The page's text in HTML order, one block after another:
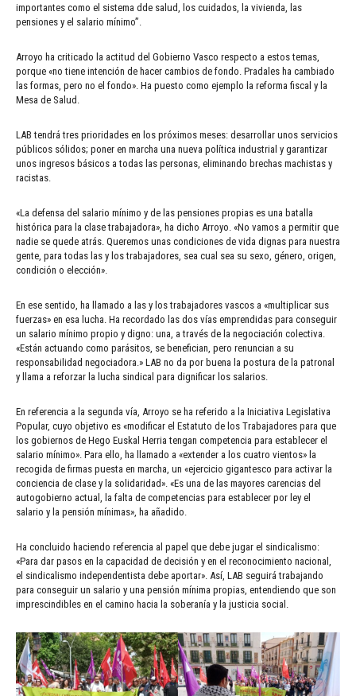
importantes como el sistema dde salud, los cuidados, la vivienda, las
pensiones y el salario mínimo”.
Arroyo ha criticado la actitud del Gobierno Vasco respecto a estos temas,
porque «no tiene intención de hacer cambios de fondo. Pradales ha cambiado
las formas, pero no el fondo». Ha puesto como ejemplo la reforma fiscal y la
Mesa de Salud.
LAB tendrá tres prioridades en los próximos meses: desarrollar unos servicios
públicos sólidos; poner en marcha una nueva política industrial y garantizar
unos ingresos básicos a todas las personas, eliminando brechas machistas y
racistas.
«La defensa del salario mínimo y de las pensiones propias es una batalla
histórica para la clase trabajadora», ha dicho Arroyo. «No vamos a permitir que
nadie se quede atrás. Queremos unas condiciones de vida dignas para nuestra
gente, para todas las y los trabajadores, sea cual sea su sexo, género, origen,
condición o elección».
En ese sentido, ha llamado a las y los trabajadores vascos a «multiplicar sus
fuerzas» en esa lucha. Ha recordado las dos vías emprendidas para conseguir
un salario mínimo propio y digno: una, a través de la negociación colectiva.
«Están actuando como parásitos, se benefician, pero renuncian a su
responsabilidad negociadora.» LAB no da por buena la postura de la patronal
y llama a reforzar la lucha sindical para dignificar los salarios.
En referencia a la segunda vía, Arroyo se ha referido a la Iniciativa Legislativa
Popular, cuyo objetivo es «modificar el Estatuto de los Trabajadores para que
los gobiernos de Hego Euskal Herria tengan competencia para establecer el
salario mínimo». Para ello, ha llamado a «extender a los cuatro vientos» la
recogida de firmas puesta en marcha, un «ejercicio gigantesco para activar la
conciencia de clase y la solidaridad». «Es una de las mayores carencias del
autogobierno actual, la falta de competencias para establecer por ley el
salario y la pensión mínimas», ha añadido.
Ha concluido haciendo referencia al papel que debe jugar el sindicalismo:
«Para dar pasos en la capacidad de decisión y en el reconocimiento nacional,
el sindicalismo independentista debe aportar». Así, LAB seguirá trabajando
para conseguir un salario y una pensión mínima propias, entendiendo que son
imprescindibles en el camino hacia la soberanía y la justicia social.